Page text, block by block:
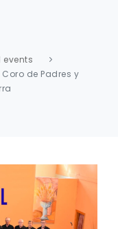
Coro de Padres y